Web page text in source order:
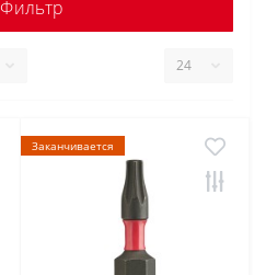
Фильтр
Заканчивается